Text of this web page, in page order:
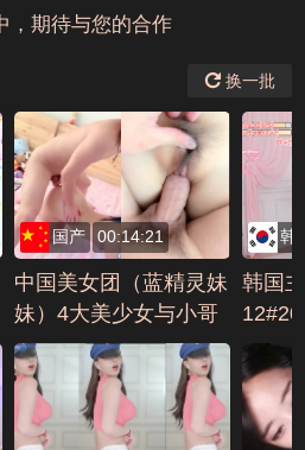
，期待与您的合作
换一批
国产 00:14:21
中国美女团（蓝精灵妹
妹）4大美少女与小哥
哥5P超级大战 (5)编号
D42BDE67
韩
韩国